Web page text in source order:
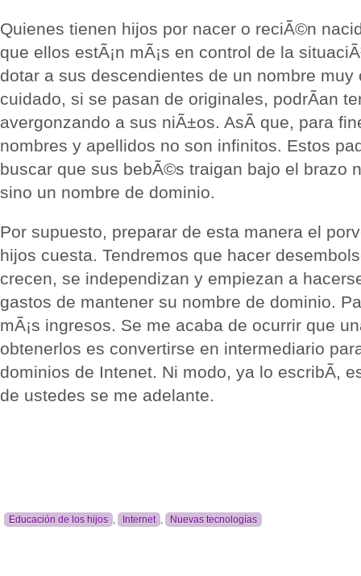
Quienes tienen hijos por nacer o reciÃ©n
que ellos estÃ¡n mÃ¡s en control de la
dotar a sus descendientes de un nombre muy
cuidado, si se pasan de originales, podrÃ­an
avergonzando a sus niÃ±os. AsÃ­ que, para
nombres y apellidos no son infinitos. Estos
buscar que sus bebÃ©s traigan bajo el brazo
sino un nombre de dominio.
Por supuesto, preparar de esta manera el
hijos cuesta. Tendremos que hacer
crecen, se independizan y empiezan a
gastos de mantener su nombre de dominio.
mÃ¡s ingresos. Se me acaba de ocurrir que
obtenerlos es convertirse en intermediario
dominios de Intenet. Ni modo, ya lo escribÃ­,
de ustedes se me adelante.
Educación de los hijos , Internet , Nuevas tecnologías